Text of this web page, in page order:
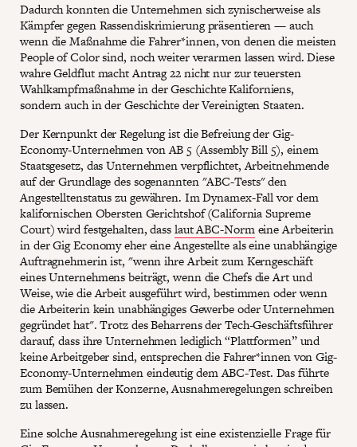
Dadurch konnten die Unternehmen sich zynischerweise als
Kämpfer gegen Rassendiskrimierung präsentieren — auch
wenn die Maßnahme die Fahrer*innen, von denen die meisten
People of Color sind, noch weiter verarmen lassen wird. Diese
wahre Geldflut macht Antrag 22 nicht nur zur teuersten
Wahlkampfmaßnahme in der Geschichte Kaliforniens,
sondern auch in der Geschichte der Vereinigten Staaten.
Der Kernpunkt der Regelung ist die Befreiung der Gig-
Economy-Unternehmen von AB 5 (Assembly Bill 5), einem
Staatsgesetz, das Unternehmen verpflichtet, Arbeitnehmende
auf der Grundlage des sogenannten "ABC-Tests" den
Angestelltenstatus zu gewähren. Im Dynamex-Fall vor dem
kalifornischen Obersten Gerichtshof (California Supreme
Court) wird festgehalten, dasslaut ABC-Normeine Arbeiterin
in der Gig Economy eher eine Angestellte als eine unabhängige
Auftragnehmerin ist, "wenn ihre Arbeit zum Kerngeschäft
eines Unternehmens beiträgt, wenn die Chefs die Art und
Weise, wie die Arbeit ausgeführt wird, bestimmen oder wenn
die Arbeiterin kein unabhängiges Gewerbe oder Unternehmen
gegründet hat". Trotz des Beharrens der Tech-Geschäftsführer
darauf, dass ihre Unternehmen lediglich “Plattformen” und
keine Arbeitgeber sind, entsprechen die Fahrer*innen von Gig-
Economy-Unternehmen eindeutig dem ABC-Test. Das führte
zum Bemühen der Konzerne, Ausnahmeregelungen schreiben
zu lassen.
Eine solche Ausnahmeregelung ist eine existenzielle Frage für